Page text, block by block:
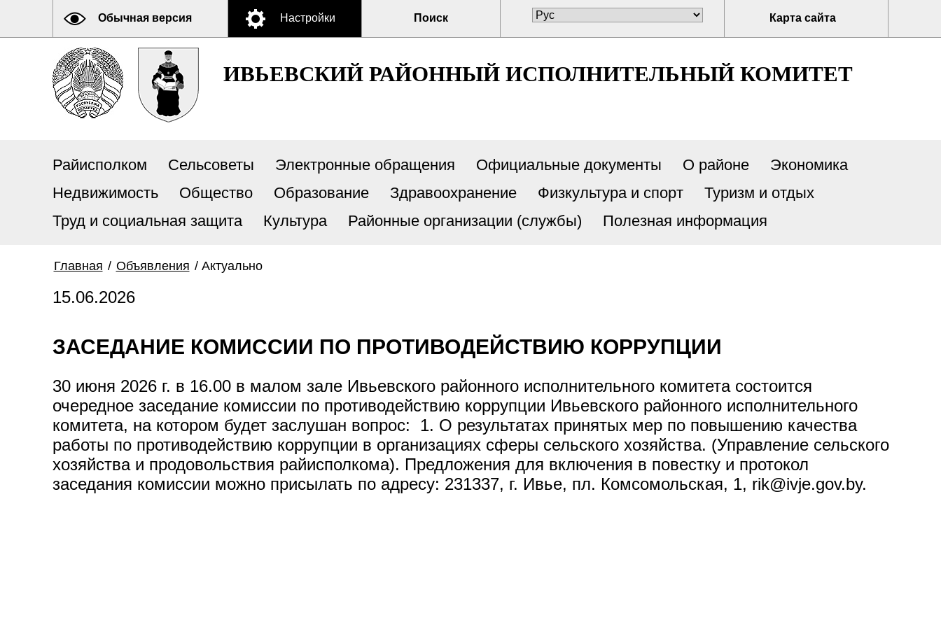
Обычная версия Настройки Поиск Карта сайта
ИВЬЕВСКИЙ РАЙОННЫЙ ИСПОЛНИТЕЛЬНЫЙ КОМИТЕТ
Райисполком Сельсоветы Электронные обращения Официальные документы О районе
Экономика
Недвижимость
Общество Образование Здравоохранение Физкультура и спорт
Туризм и отдых
Труд и социальная защита
Культура Районные организации (службы) Полезная информация
Главная / Объявления / Актуально
15.06.2026
ЗАСЕДАНИЕ КОМИССИИ ПО ПРОТИВОДЕЙСТВИЮ КОРРУПЦИИ
30 июня 2026 г. в 16.00 в малом зале Ивьевского районного исполнительного комитета состоится
очередное заседание комиссии по противодействию коррупции Ивьевского районного исполнительного
комитета, на котором будет заслушан вопрос: 1. О результатах принятых мер по повышению качества
работы по противодействию коррупции в организациях сферы сельского хозяйства. (Управление сельского
хозяйства и продовольствия райисполкома). Предложения для включения в повестку и протокол
заседания комиссии можно присылать по адресу: 231337, г. Ивье, пл. Комсомольская, 1, rik@ivje.gov.by.